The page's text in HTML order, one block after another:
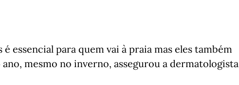
essencial para quem vai à praia mas eles também
mesmo no inverno, assegurou a dermatologista